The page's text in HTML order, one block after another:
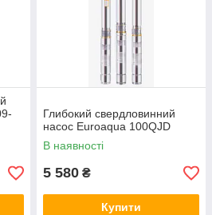
Глибокий свердловинний
насос Euroaqua 100QJD
В наявності
5 580 ₴
Купити